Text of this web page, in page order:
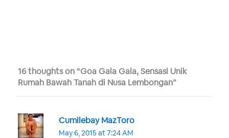
16 thoughts on “Goa Gala Gala, Sensasi Unik
Rumah Bawah Tanah di Nusa Lembongan”
Cumilebay MazToro
May 6, 2015 at 7:24 AM